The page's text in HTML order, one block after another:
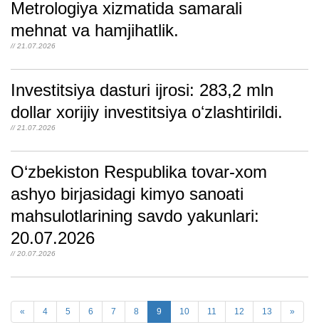
Metrologiya xizmatida samarali
mehnat va hamjihatlik.
// 21.07.2026
Investitsiya dasturi ijrosi: 283,2 mln
dollar xorijiy investitsiya oʻzlashtirildi.
// 21.07.2026
O‘zbekiston Respublika tovar-xom
ashyo birjasidagi kimyo sanoati
mahsulotlarining savdo yakunlari:
20.07.2026
// 20.07.2026
« 4 5 6 7 8 9 10 11 12 13 »